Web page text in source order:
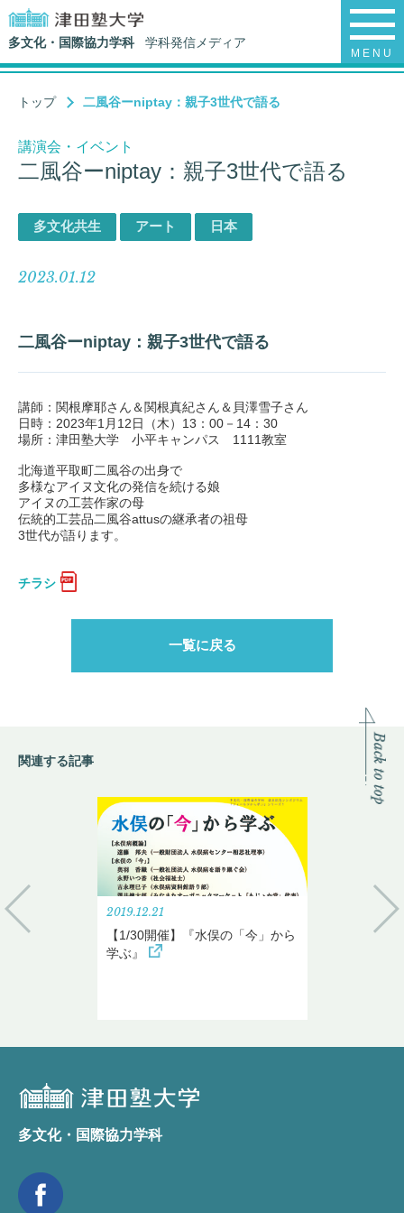
多文化・国際協力学科 学科発信メディア
MENU
トップ 二風谷ーniptay：親子3世代で語る
講演会・イベント
二風谷ーniptay：親子3世代で語る
多文化共生 アート 日本
2023.01.12
二風谷ーniptay：親子3世代で語る
講師：関根摩耶さん＆関根真紀さん＆貝澤雪子さん
日時：2023年1月12日（木）13：00－14：30
場所：津田塾大学 小平キャンパス 1111教室
北海道平取町二風谷の出身で
多様なアイヌ文化の発信を続ける娘
アイヌの工芸作家の母
伝統的工芸品二風谷attusの継承者の祖母
3世代が語ります。
チラシ
一覧に戻る
関連する記事
2019.12.21
【1/30開催】『水俣の「今」から
学ぶ』
多文化・国際協力学科